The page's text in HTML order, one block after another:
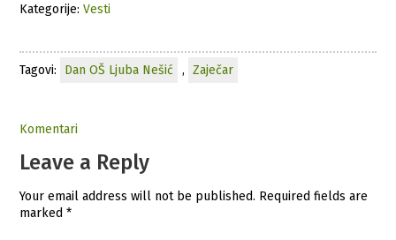
Kategorije:Vesti
Tagovi: Dan OŠ Ljuba Nešić , Zaječar
Komentari
Leave a Reply
Your email address will not be published. Required fields are
marked*